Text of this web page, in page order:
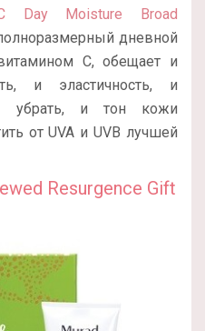
Day Moisture Broad
дневной
С, обещает и
и эластичность, и
убрать, и тон кожи
от UVA и UVB лучшей
Resurgence Gift